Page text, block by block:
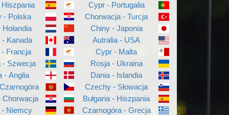
- Polska
Holandia
- Kanada
Francja
- Szwecja
- Anglia
Chorwacja
- Niemcy
Cypr - Portugalia
Chorwacja - Turcja
Chiny - Japonia
Autralia - USA
Cypr - Malta
Rosja - Ukraina
Dania - Islandia
Czechy - Słowacja
Bułgaria - Hiszpania
Czarnogóra - Grecja